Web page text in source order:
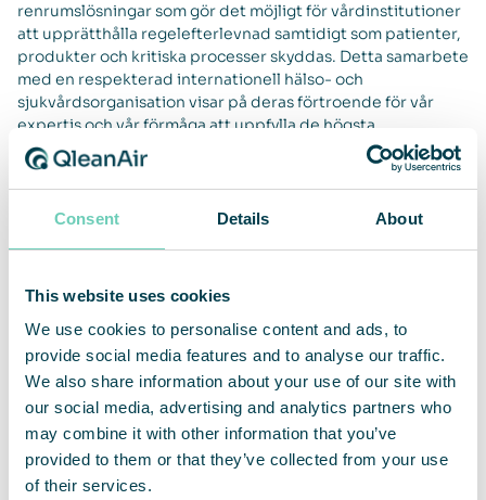
Consent Details About
This website uses cookies
We use cookies to personalise content and ads, to
provide social media features and to analyse our traffic.
We also share information about your use of our site with
our social media, advertising and analytics partners who
may combine it with other information that you’ve
provided to them or that they’ve collected from your use
of their services.
renrumslösningar som gör det möjligt för vårdinstitutioner
att upprätthålla regelefterlevnad samtidigt som patienter,
produkter och kritiska processer skyddas. Detta samarbete
med en respekterad internationell hälso- och
sjukvårdsorganisation visar på deras förtroende för vår
expertis och vår förmåga att uppfylla de högsta
branschstandarderna”, säger Amanda Myers, Chief
Commercial Officer på QleanAir Scandinavia Inc.
För ytterligare frågor, vänligen kontakta:
Om QleanAir
QleanAir är en nischad leverantör av premiumlösningar
inom marknaden för luftrening av inomhusmiljöer. Bolagets
affärsmodell baseras på uthyrning av modulbaserade
lösningar med ett fullserviceerbjudande. QleanAirs
lösningar är utvecklade på filterteknologi som fångar,
filtrerar och recirkulerar inomhusluft. Verksamhetens
huvudmarknader är EMEA, APAC och Americas. QleanAir